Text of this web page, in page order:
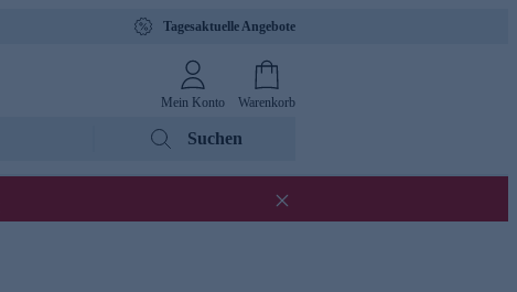
Tagesaktuelle Angebote
Mein Konto Warenkorb
Suchen